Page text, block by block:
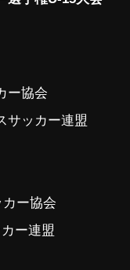
ー協会
サッカー連盟
ー協会
ー連盟